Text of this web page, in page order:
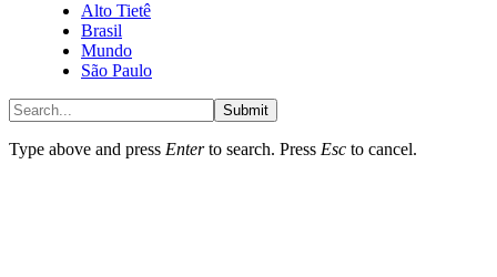
Alto Tietê
Brasil
Mundo
São Paulo
Submit
Type above and press Enterto search. Press Esc to cancel.